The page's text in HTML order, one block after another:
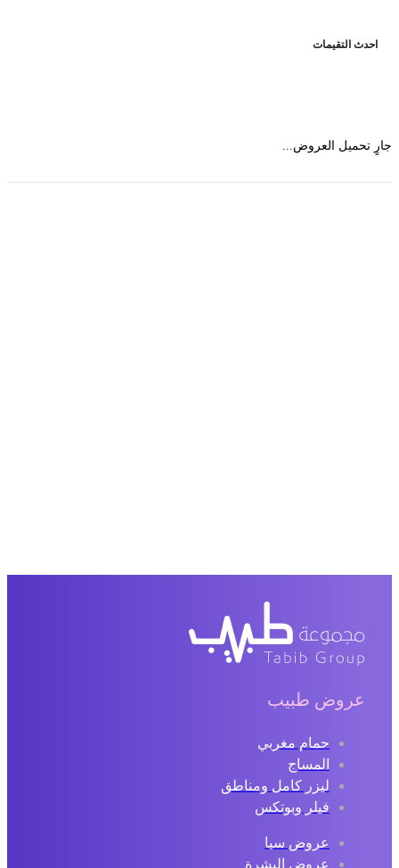
التقيمات
تحميل العروض...
عروض طبيب
حمام مغربي
المساج
ليزر كامل ومناطق
فيلر وبوتكس
عروض سبا
عروض البشرة